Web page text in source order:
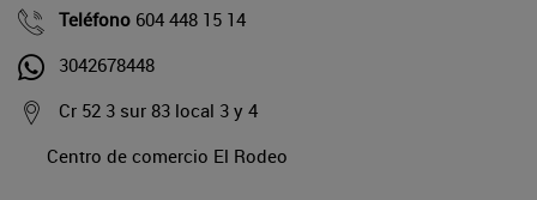
Teléfono 604 448 15 14
3042678448
Cr 52 3 sur 83 local 3 y 4
Centro de comercio El Rodeo